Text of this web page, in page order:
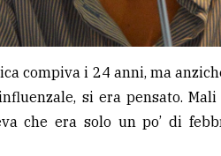
compiva i 24 anni, ma
si era pensato.
che era solo un po’ di